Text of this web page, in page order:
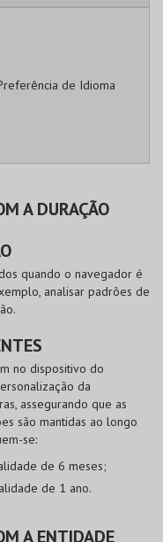
de Idioma
A DURAÇÃO
quando o navegador é
analisar padrões de
no dispositivo do
da
assegurando que as
são mantidas ao longo
se:
de 6 meses;
de 1 ano.
A ENTIDADE